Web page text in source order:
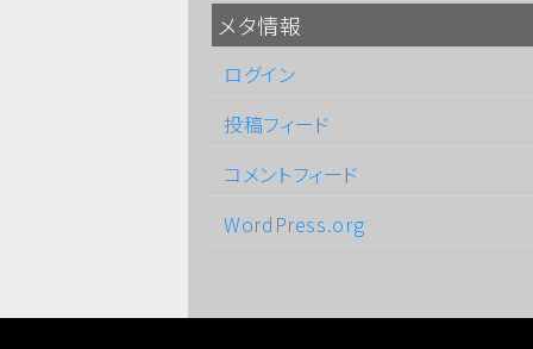
メタ情報
ログイン
投稿フィード
コメントフィード
WordPress.org